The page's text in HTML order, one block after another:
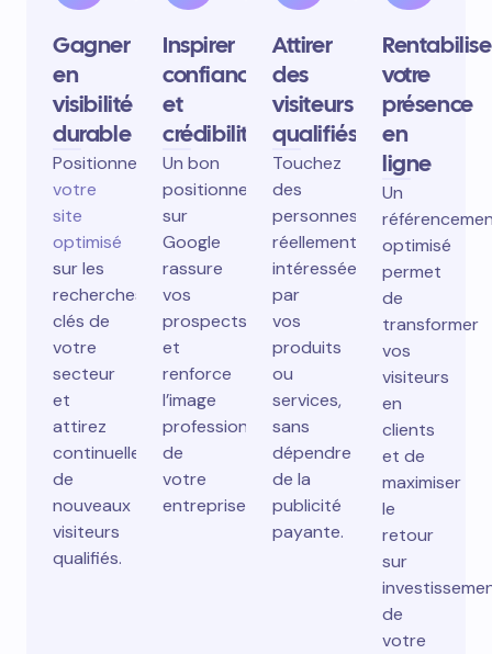
Gagner
en
visibilité
durable
Positionnez
votre
site
optimisé
sur les
recherches
clés de
votre
secteur
et
attirez
continuellement
de
nouveaux
visiteurs
qualifiés.
Inspirer
confiance
et
crédibilité
Un bon
positionnement
sur
Google
rassure
vos
prospects
et
renforce
l’image
professionnelle
de
votre
entreprise.
Attirer
des
visiteurs
qualifiés
Touchez
des
personnes
réellement
intéressées
par
vos
produits
ou
services,
sans
dépendre
de la
publicité
payante.
votre
présence
en
ligne
Un
optimisé
permet
de
transformer
vos
visiteurs
en
clients
et de
maximiser
le
retour
sur
de
votre